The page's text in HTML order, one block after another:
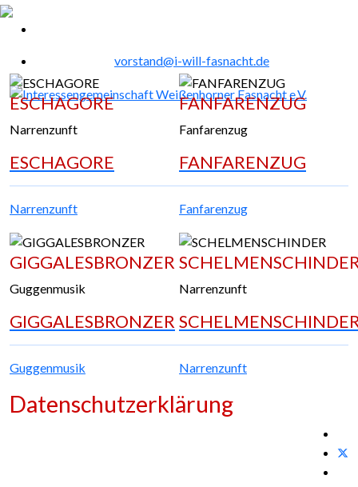
vorstand@i-will-fasnacht.de
ESCHAGORE
Narrenzunft
ESCHAGORE
Narrenzunft
FANFARENZUG
Fanfarenzug
FANFARENZUG
Fanfarenzug
GIGGALESBRONZER
Guggenmusik
GIGGALESBRONZER
Guggenmusik
Narrenzunft
Narrenzunft
Datenschutzerklärung